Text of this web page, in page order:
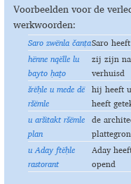
Voorbeelden voor de
werkwoorden:
Saro zwënla čanṭaSaro
hënne nqëlle lu
bayto ḥaṯo
zij zijn
verhuisd
šrëḥle u mede dë
ršëmle
hij heeft
heeft
u aršitakt ršëmle
plan
de
u Aday ftëḥle
rastorant
Aday
opend